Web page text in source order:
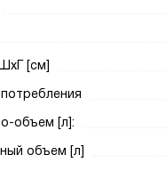
[см]
объем [л]:
объем [л]